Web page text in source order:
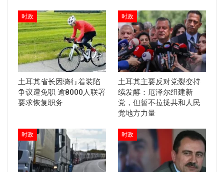
时政
土耳其省长因骑行着装陷
争议遭免职 逾8000人联署
要求恢复职务
时政
土耳其主要反对党裂变持
续发酵：厄泽尔组建新
党，但暂不拉拢共和人民
党地方力量
时政 时政